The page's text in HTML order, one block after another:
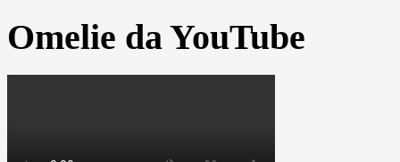
Omelie da YouTube